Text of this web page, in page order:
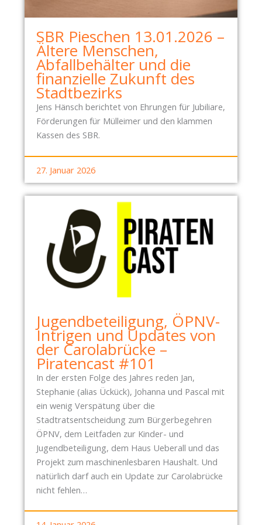
T
E
R
S
M
A
N
A
G
E
E
N
U
N
D
W
I
E
R
V
I
E
L
E
F
Ö
R
D
E
U
R
E
S
S
E
M
I
T
I
U
G
Z
M
N
T
R
A
G
S
U
H
V
SBR Pieschen 13.01.2026 –
Ältere Menschen,
Abfallbehälter und die
finanzielle Zukunft des
Stadtbezirks
Jens Hänsch berichtet von Ehrungen für Jubiliare,
Förderungen für Mülleimer und den klammen
Kassen des SBR.
27. Januar 2026
Jugendbeteiligung, ÖPNV-
Intrigen und Updates von
der Carolabrücke –
Piratencast #101
In der ersten Folge des Jahres reden Jan,
Stephanie (alias Ückück), Johanna und Pascal mit
ein wenig Verspätung über die
Stadtratsentscheidung zum Bürgerbegehren
ÖPNV, dem Leitfaden zur Kinder- und
Jugendbeteiligung, dem Haus Ueberall und das
Projekt zum maschinenlesbaren Haushalt. Und
natürlich darf auch ein Update zur Carolabrücke
nicht fehlen…